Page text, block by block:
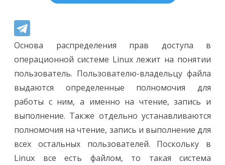
Основа распределения прав доступа в
операционной системе Linux лежит на понятии
пользователь. Пользователю-владельцу файла
выдаются определенные полномочия для
работы с ним, а именно на чтение, запись и
выполнение. Также отдельно устанавливаются
полномочия на чтение, запись и выполнение для
всех остальных пользователей. Поскольку в
Linux все есть файлом, то такая система